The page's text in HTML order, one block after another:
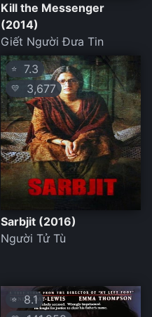
Kill the Messenger
(2014)
Giết Người Đưa Tin
⭐ 7.3
💛 3,677
Sarbjit (2016)
Người Tử Tù
⭐ 8.1